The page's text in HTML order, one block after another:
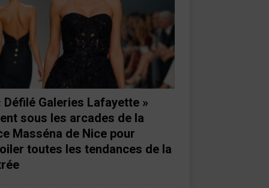
Défilé Galeries Lafayette »
sous les arcades de la
Masséna de Nice pour
toutes les tendances de la